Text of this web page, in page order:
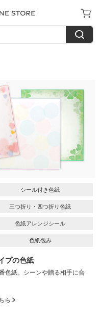
シール付き色紙
三つ折り・四つ折り色紙
色紙アレンジシール
色紙包み
プの色紙
色紙。シーンや贈る相手に合
ら